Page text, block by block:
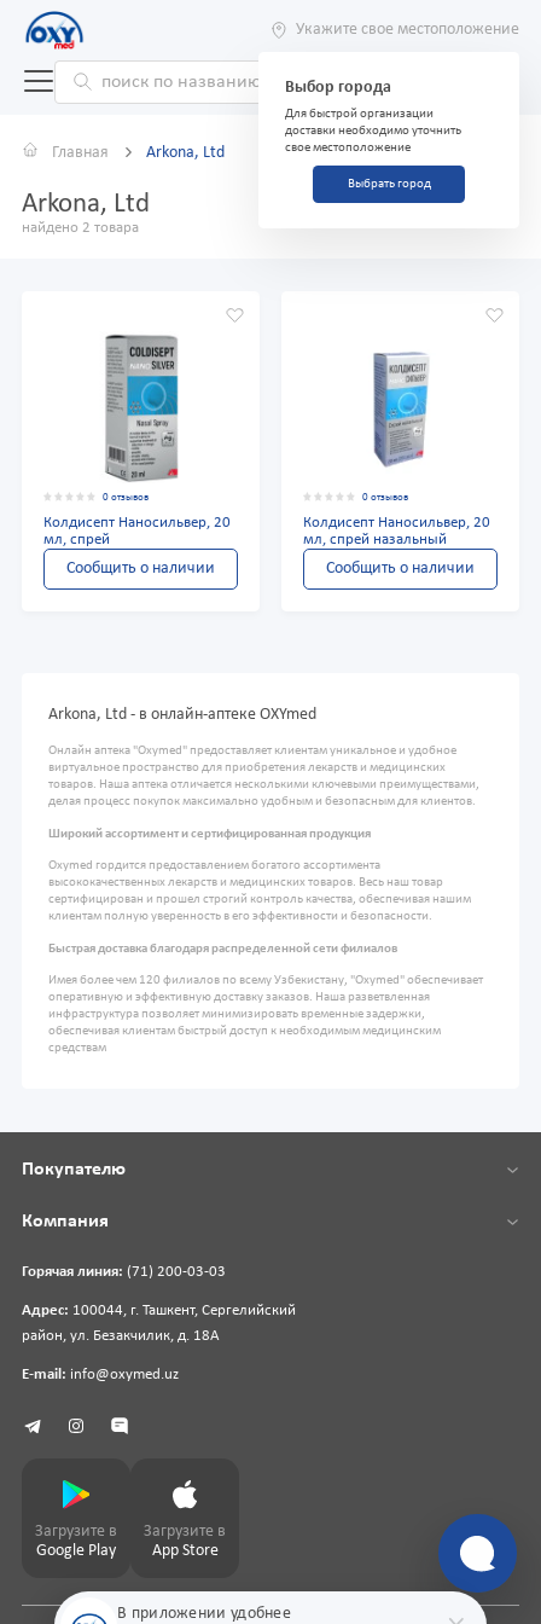
Укажите свое местоположение
Выбор города
Для быстрой организации
доставки необходимо уточнить
свое местоположение
Выбрать город
Главная Arkona, Ltd
Arkona, Ltd
найдено 2 товара
0 отзывов
Колдисепт Наносильвер, 20
мл, спрей
Сообщить о наличии
0 отзывов
Колдисепт Наносильвер, 20
мл, спрей назальный
Сообщить о наличии
Arkona, Ltd - в онлайн-аптеке OXYmed
Онлайн аптека "Oxymed" предоставляет клиентам уникальное и удобное
виртуальное пространство для приобретения лекарств и медицинских
товаров. Наша аптека отличается несколькими ключевыми преимуществами,
делая процесс покупок максимально удобным и безопасным для клиентов.
Широкий ассортимент и сертифицированная продукция
Oxymed гордится предоставлением богатого ассортимента
высококачественных лекарств и медицинских товаров. Весь наш товар
сертифицирован и прошел строгий контроль качества, обеспечивая нашим
клиентам полную уверенность в его эффективности и безопасности.
Быстрая доставка благодаря распределенной сети филиалов
Имея более чем 120 филиалов по всему Узбекистану, "Oxymed" обеспечивает
оперативную и эффективную доставку заказов. Наша разветвленная
инфраструктура позволяет минимизировать временные задержки,
обеспечивая клиентам быстрый доступ к необходимым медицинским
средствам
В приложении удобнее
Горячая линия: (71) 200-03-03
Адрес: 100044, г. Ташкент, Сергелийский
район, ул. Безакчилик, д. 18А
E-mail: info@oxymed.uz
Покупателю
Компания
Загрузите в
Google Play
Загрузите в
App Store